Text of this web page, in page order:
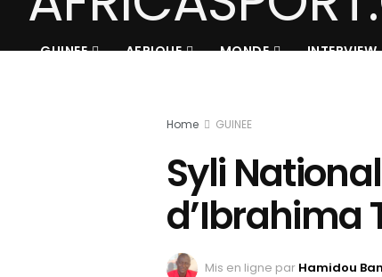
GUINEE AFRIQUE MONDE INTERVIEW
Home GUINEE
Syli
d’Ibrahima
Mis en ligne par Hamidou